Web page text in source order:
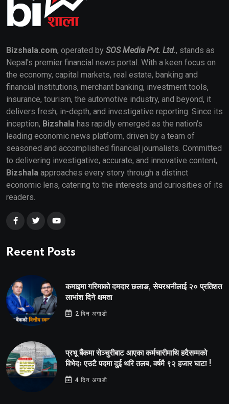
Bizshala.com, operated by SOS Media Pvt. Ltd., stands as
Nepal's premier financial news portal. With a keen focus on
the economy, capital markets, real estate, banking and
financial institutions, merchant banking, investment tools,
insurance, tourism, the automotive industry, and beyond, it
delivers fresh, in-depth, and investigative reporting. Since its
inception, Bizshala has rapidly emerged as the nation's
leading economic news platform, driven by a team of
seasoned and accomplished financial journalists. Committed
to delivering investigative, accurate, and innovative content,
Bizshala approaches every story through a distinct
economic lens, catering to the interests and curiosities of its
readers.
Recent Posts
कमाइमा गरिमाको दमदार छलाङ, सेयरधनीलाई २० प्रतिशत
लाभांश दिने क्षमता
2 दिन अगाडी
प्रभू बैंकमा सेञ्चुरीबाट आएका कर्मचारीमाथि हदैसम्मको
विभेदः एउटै पदमा दुई थरि तलब, वर्षमै ९२ हजार घाटा !
4 दिन अगाडी